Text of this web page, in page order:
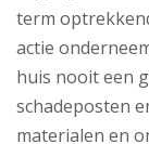
term
actie
huis nooit een
schadeposten
materialen en